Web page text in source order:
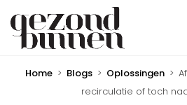
Home > Blogs > Oplossingen >
recirculatie of toch